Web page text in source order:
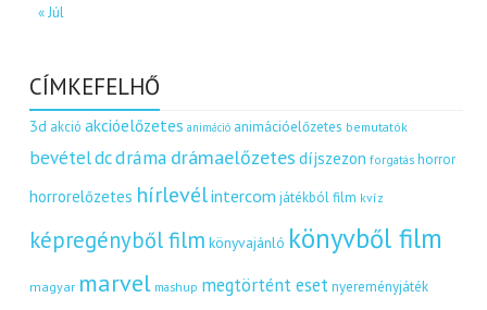
« Júl
CÍMKEFELHŐ
3d akció akcióelőzetes animáció animációelőzetes bemutatók
bevételdcdráma drámaelőzetes díjszezon forgatás horror
horrorelőzetes hírlevélintercom játékból film kvíz
képregényből film könyvajánló könyvből film
magyar marvel mashup megtörtént eset nyereményjáték